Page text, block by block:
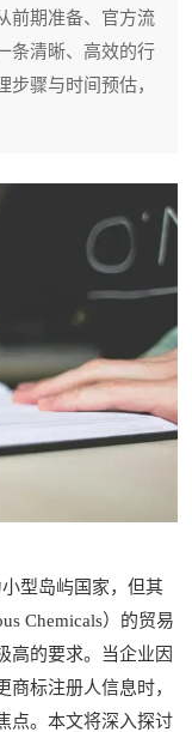
前期准备、官方流
条清晰、高效的行
骤与时间预估，
型岛屿国家，但其
Chemicals）的贸易
高的要求。当企业因
标注册人信息时，
点。本文将深入探讨